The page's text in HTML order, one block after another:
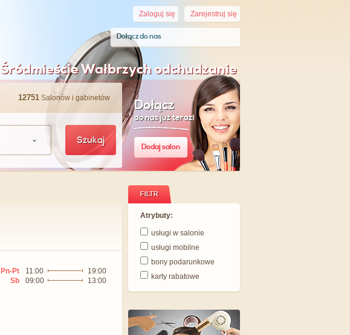
Zarejestruj się
Zaloguj się
Dołącz do nas
Śródmieście Wałbrzych odchudzanie
12751 Salonów i gabinetów
Szukaj
Dołącz
do nas już teraz!
Dodaj salon
Pn-Pt 11:00
19:00
Sb
09:00 13:00
FILTR
Atrybuty:
usługi w salonie
usługi mobilne
bony podarunkowe
karty rabatowe